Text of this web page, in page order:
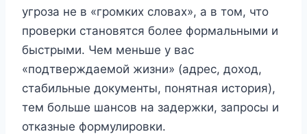
угроза не в «громких словах», а в том, что
проверки становятся более формальными и
быстрыми. Чем меньше у вас
«подтверждаемой жизни» (адрес, доход,
стабильные документы, понятная история),
тем больше шансов на задержки, запросы и
отказные формулировки.